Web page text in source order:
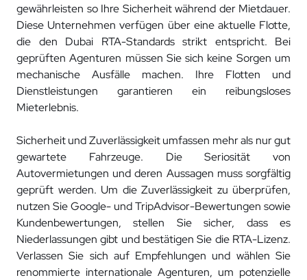
gewährleisten so Ihre Sicherheit während der Mietdauer.
Diese Unternehmen verfügen über eine aktuelle Flotte,
die den Dubai RTA-Standards strikt entspricht. Bei
geprüften Agenturen müssen Sie sich keine Sorgen um
mechanische Ausfälle machen. Ihre Flotten und
Dienstleistungen garantieren ein reibungsloses
Mieterlebnis.
Sicherheit und Zuverlässigkeit umfassen mehr als nur gut
gewartete Fahrzeuge. Die Seriosität von
Autovermietungen und deren Aussagen muss sorgfältig
geprüft werden. Um die Zuverlässigkeit zu überprüfen,
nutzen Sie Google- und TripAdvisor-Bewertungen sowie
Kundenbewertungen, stellen Sie sicher, dass es
Niederlassungen gibt und bestätigen Sie die RTA-Lizenz.
Verlassen Sie sich auf Empfehlungen und wählen Sie
renommierte internationale Agenturen, um potenzielle